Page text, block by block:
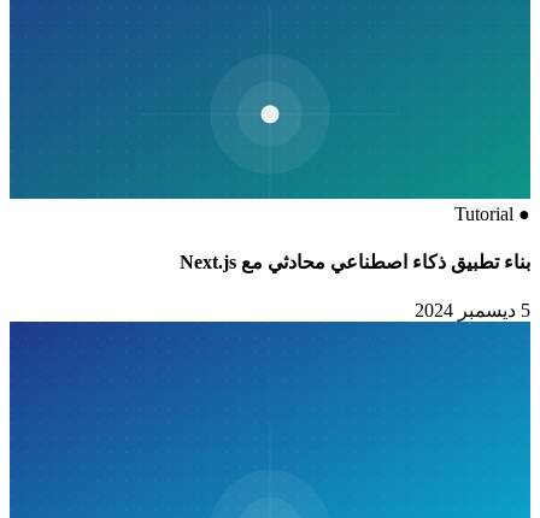
●
Tutorial
بناء تطبيق ذكاء اصطناعي محادثي مع Next.js